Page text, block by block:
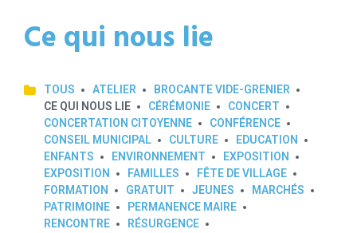
Ce qui nous lie
TOUS ATELIER
BROCANTE VIDE-GRENIER
CE QUI NOUS LIE
CÉRÉMONIE
CONCERT
CONCERTATION CITOYENNE
CONFÉRENCE
CONSEIL MUNICIPAL
CULTURE
EDUCATION
ENFANTS
ENVIRONNEMENT
EXPOSITION
EXPOSITION
FAMILLES
FÊTE DE VILLAGE
FORMATION
GRATUIT JEUNES
MARCHÉS
PATRIMOINE
PERMANENCE MAIRE
RENCONTRE
RÉSURGENCE